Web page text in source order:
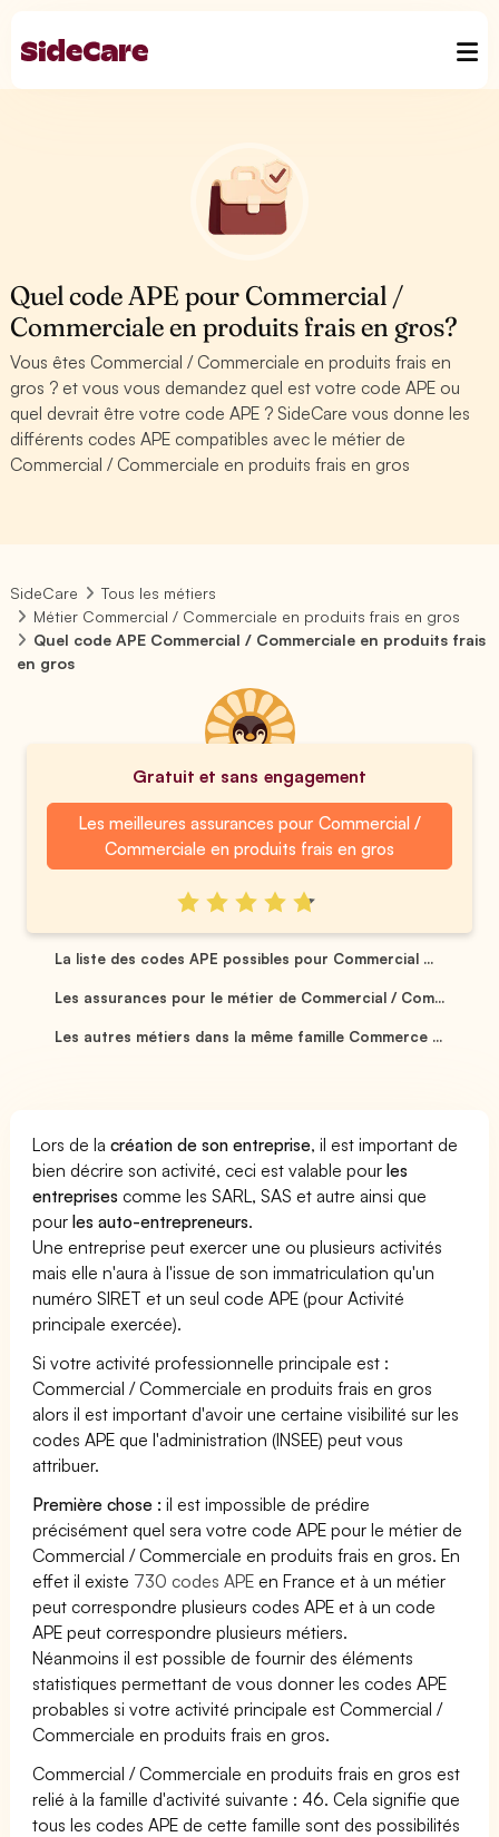
Quel code APE pour Commercial /
Commerciale en produits frais en gros?
Vous êtes Commercial / Commerciale en produits frais en
gros ? et vous vous demandez quel est votre code APE ou
quel devrait être votre code APE ? SideCare vous donne les
différents codes APE compatibles avec le métier de
Commercial / Commerciale en produits frais en gros
SideCare
Tous les métiers
Métier Commercial / Commerciale en produits frais en gros
Quel code APE Commercial / Commerciale en produits frais
en gros
Gratuit et sans engagement
Les meilleures assurances pour Commercial /
Commerciale en produits frais en gros
La liste des codes APE possibles pour Commercial ...
Les assurances pour le métier de Commercial / Com...
Les autres métiers dans la même famille Commerce ...
Lors de lacréation de son entreprise, il est important de
bien décrire son activité, ceci est valable pourles
entreprises comme les SARL, SAS et autre ainsi que
pourles auto-entrepreneurs.
Une entreprise peut exercer une ou plusieurs activités
mais elle n'aura à l'issue de son immatriculation qu'un
numéro SIRET et un seul code APE (pour Activité
principale exercée).
Si votre activité professionnelle principale est :
Commercial / Commerciale en produits frais en gros
alors il est important d'avoir une certaine visibilité sur les
codes APE que l'administration (INSEE) peut vous
attribuer.
Première chose : il est impossible de prédire
précisément quel sera votre code APE pour le métier de
Commercial / Commerciale en produits frais en gros. En
effet il existe 730 codes APE en France et à un métier
peut correspondre plusieurs codes APE et à un code
APE peut correspondre plusieurs métiers.
Néanmoins il est possible de fournir des éléments
statistiques permettant de vous donner les codes APE
probables si votre activité principale est Commercial /
Commerciale en produits frais en gros.
Commercial / Commerciale en produits frais en gros est
relié à la famille d'activité suivante : 46. Cela signifie que
tous les codes APE de cette famille sont des possibilités